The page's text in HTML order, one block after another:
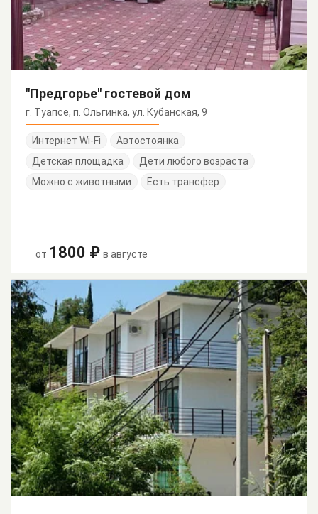
"Предгорье" гостевой дом
г. Туапсе, п. Ольгинка, ул. Кубанская, 9
Интернет Wi-Fi
Автостоянка
Детская площадка
Дети любого возраста
Можно с животными
Есть трансфер
от 1800 ₽ в августе